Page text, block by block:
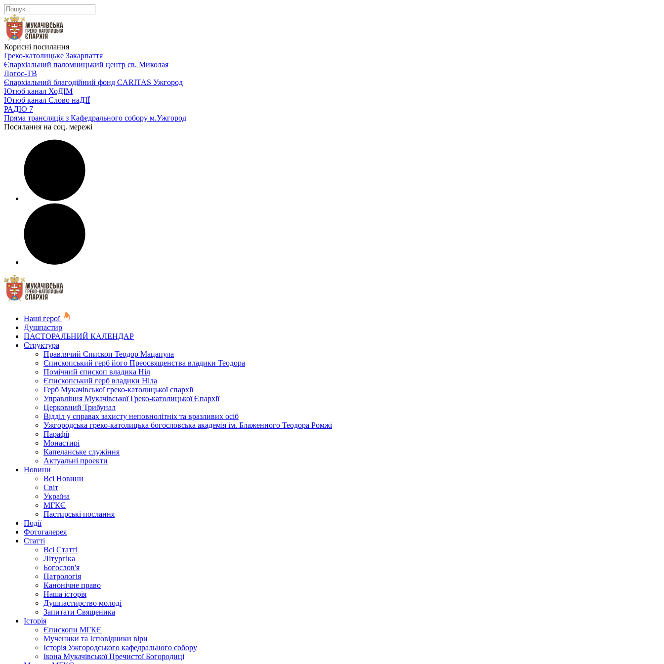
Корисні посилання
Греко-католицьке Закарпаття
Єпархіальний паломницький центр св. Миколая
Логос-ТВ
Єпархіальний благодійний фонд CARITAS Ужгород
Ютюб канал ХоДІМ
Ютюб канал Слово наДІЇ
РАДІО 7
Пряма трансляція з Кафедрального собору м.Ужгород
Посилання на соц. мережі
Наші герої
Душпастир
ПАСТОРАЛЬНИЙ КАЛЕНДАР
Структура
Правлячий Єпископ Теодор Мацапула
Єпископський герб його Преосвященства владики Теодора
Помічний єпископ владика Ніл
Єпископський герб владики Ніла
Герб Мукачівської греко-католицької єпархії
Управління Мукачівської Греко-католицької Єпархії
Церковний Трибунал
Відділ у справах захисту неповнолітніх та вразливих осіб
Ужгородська греко-католицька богословська академія ім. Блаженного Теодора Ромжі
Парафії
Монастирі
Капеланське служіння
Актуальні проекти
Новини
Всі Новини
Світ
Україна
МГКЄ
Пастирські послання
Події
Фотогалерея
Статті
Всі Статті
Літургіка
Богослов'я
Патрологія
Канонічне право
Наша історія
Душпастирство молоді
Запитати Священика
Історія
Єпископи МГКЄ
Мученики та Ісповідники віри
Історія Ужгородського кафедрального собору
Ікона Мукачівської Пречистої Богородиці